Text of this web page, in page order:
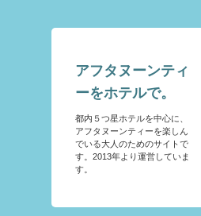
アフタヌーンティ
ーをホテルで。
都内５つ星ホテルを中心に、
アフタヌーンティーを楽しん
でいる大人のためのサイトで
す。2013年より運営していま
す。